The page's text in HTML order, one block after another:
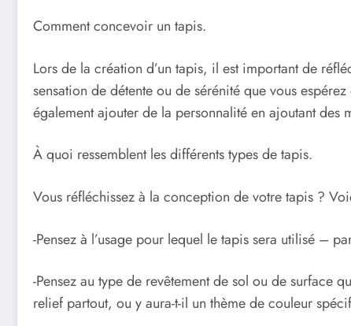
Comment concevoir un tapis.
Lors de la création d’un tapis, il est important de
sensation de détente ou de sérénité que vous
également ajouter de la personnalité en ajoutant des
À quoi ressemblent les différents types de tapis.
Vous réfléchissez à la conception de votre tapis ?
-Pensez à l’usage pour lequel le tapis sera utilisé –
-Pensez au type de revêtement de sol ou de surface
relief partout, ou y aura-t-il un thème de couleur